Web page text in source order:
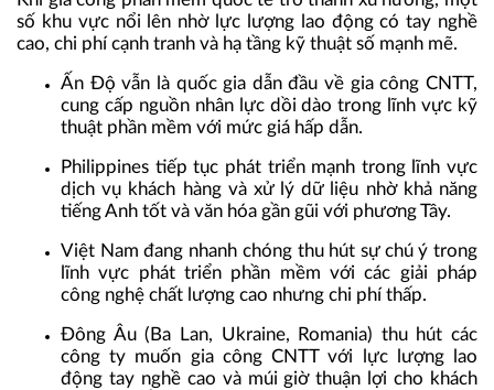
số khu vực nổi lên nhờ lực lượng lao động có tay nghề
cao, chi phí cạnh tranh và hạ tầng kỹ thuật số mạnh mẽ.
Ấn Độ vẫn là quốc gia dẫn đầu về gia công CNTT,
cung cấp nguồn nhân lực dồi dào trong lĩnh vực kỹ
thuật phần mềm với mức giá hấp dẫn.
Philippines tiếp tục phát triển mạnh trong lĩnh vực
dịch vụ khách hàng và xử lý dữ liệu nhờ khả năng
tiếng Anh tốt và văn hóa gần gũi với phương Tây.
Việt Nam đang nhanh chóng thu hút sự chú ý trong
lĩnh vực phát triển phần mềm với các giải pháp
công nghệ chất lượng cao nhưng chi phí thấp.
Đông Âu(Ba Lan, Ukraine, Romania) thu hút các
công ty muốn gia công CNTT với lực lượng lao
động tay nghề cao và múi giờ thuận lợi cho khách